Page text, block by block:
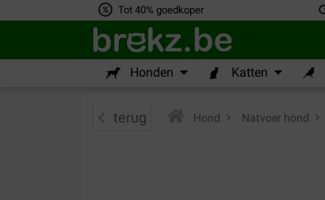
Tot 40% goedkoper
Honden Katten
terug Hond Natvoer hond